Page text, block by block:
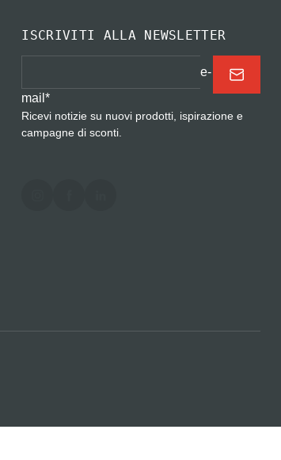
ISCRIVITI ALLA NEWSLETTER
e-
mail*
Ricevi notizie su nuovi prodotti, ispirazione e
campagne di sconti.